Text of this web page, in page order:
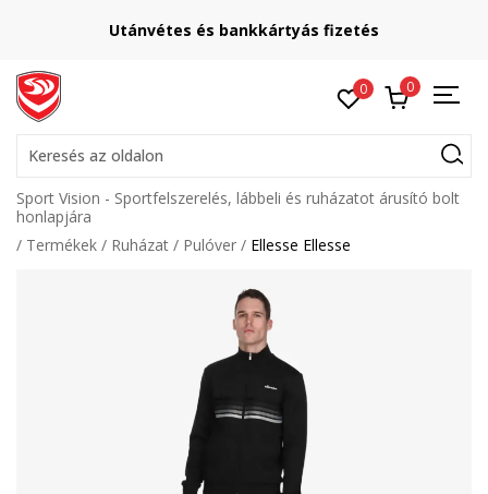
Utánvétes és bankkártyás fizetés
0 0
Keresés az oldalon
Sport Vision - Sportfelszerelés, lábbeli és ruházatot árusító bolt
honlapjára
Termékek
Ruházat Pulóver Ellesse Ellesse